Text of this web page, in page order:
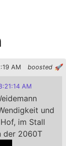
boosted 🚀
AM
AM
und
im Stall
der 2060T